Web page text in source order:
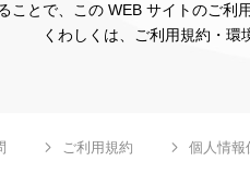
ことで、この WEB サイトのご利
くわしくは、ご利用規約・環
ご利用規約 個人情報